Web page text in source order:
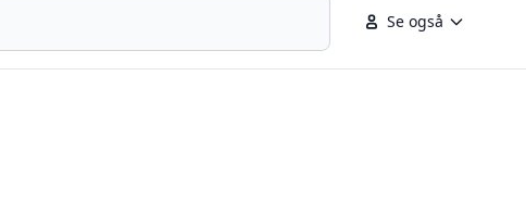
Se også